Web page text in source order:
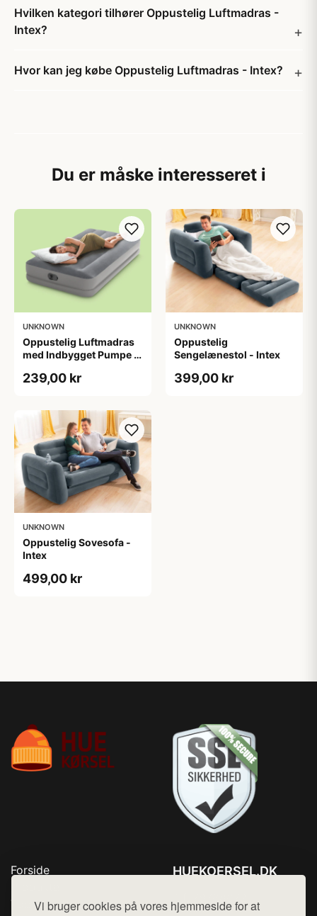
Vi bruger cookies på vores hjemmeside for at
Hvilken kategori tilhører Oppustelig Luftmadras -
Intex?
Hvor kan jeg købe Oppustelig Luftmadras - Intex?
Du er måske interesseret i
UNKNOWN
Oppustelig Luftmadras
med Indbygget Pumpe -
239,00 kr
UNKNOWN
Oppustelig
Sengelænestol - Intex
399,00 kr
UNKNOWN
Oppustelig Sovesofa -
Intex
499,00 kr
Forside
Top Rabatter
HUEKOERSEL.DK